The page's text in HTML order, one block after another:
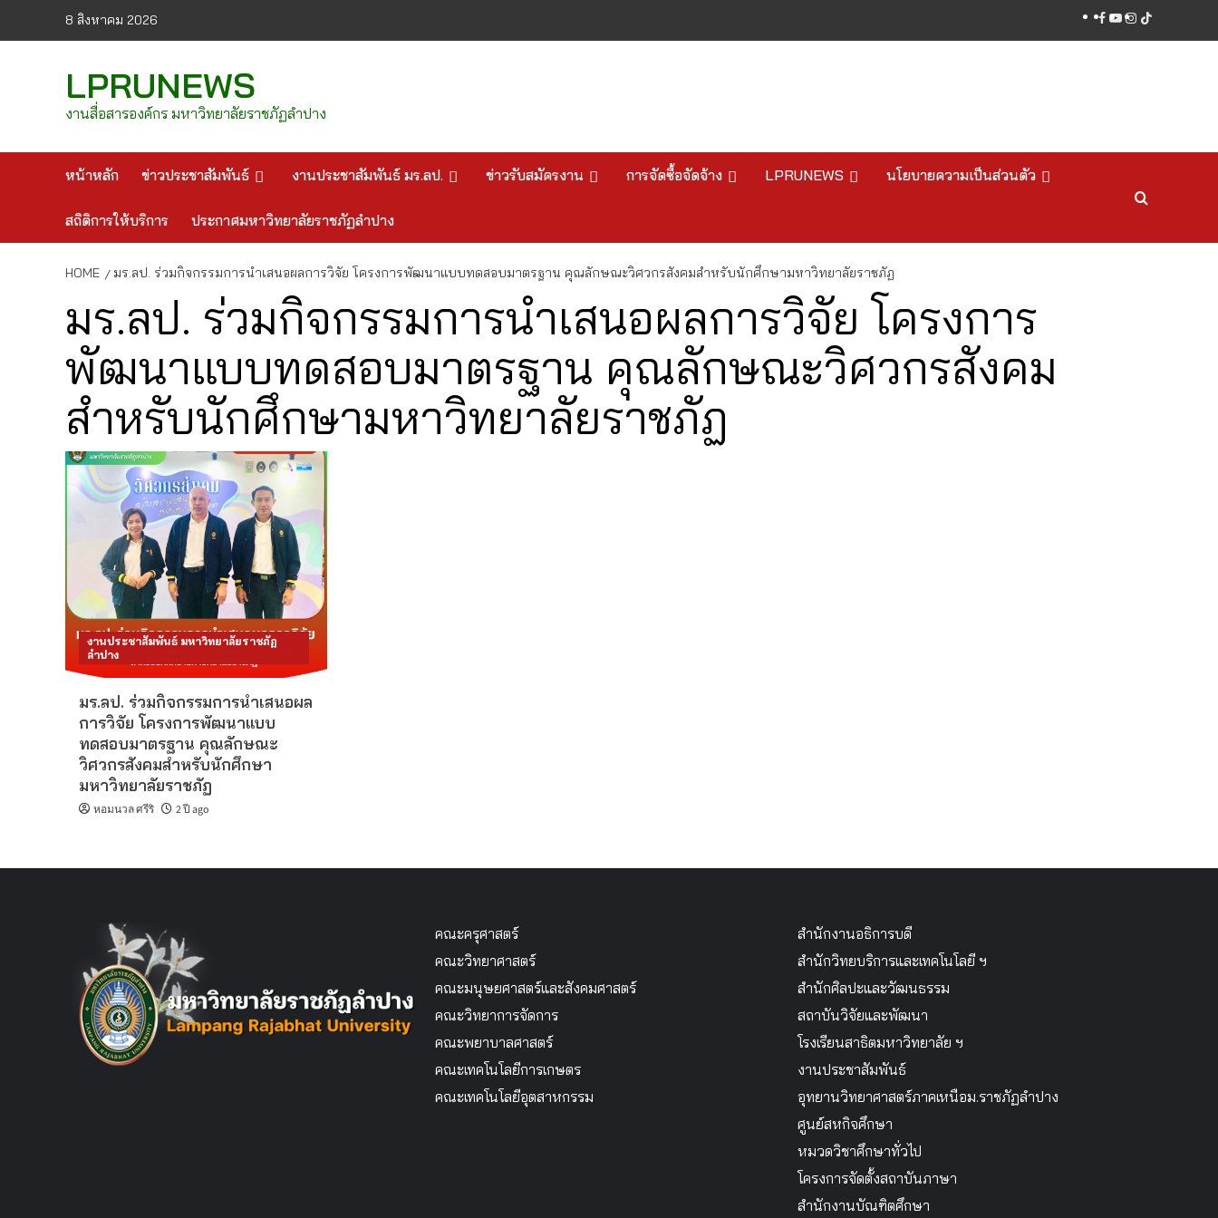
8 สิงหาคม 2026 facebook
youtube
instagram
tiktok
LPRUNEWS
งานสื่อสารองค์กร มหาวิทยาลัยราชภัฏลำปาง
หน้าหลัก ข่าวประชาสัมพันธ์ งานประชาสัมพันธ์ มร.ลป. ข่าวรับสมัครงาน การจัดซื้อจัดจ้าง LPRUNEWS นโยบายความเป็นส่วนตัว
สถิติการให้บริการ ประกาศมหาวิทยาลัยราชภัฏลำปาง
HOME มร.ลป. ร่วมกิจกรรมการนำเสนอผลการวิจัย โครงการพัฒนาแบบทดสอบมาตรฐาน คุณลักษณะวิศวกรสังคมสำหรับนักศึกษามหาวิทยาลัยราชภัฏ
มร.ลป. ร่วมกิจกรรมการนำเสนอผลการวิจัย โครงการ
พัฒนาแบบทดสอบมาตรฐาน คุณลักษณะวิศวกรสังคม
สำหรับนักศึกษามหาวิทยาลัยราชภัฏ
งานประชาสัมพันธ์ มหาวิทยาลัยราชภัฏ
ลำปาง
มร.ลป. ร่วมกิจกรรมการนำเสนอผล
การวิจัย โครงการพัฒนาแบบ
ทดสอบมาตรฐาน คุณลักษณะ
วิศวกรสังคมสำหรับนักศึกษา
มหาวิทยาลัยราชภัฏ
หอมนวล ศรีริ 2 ปี ago
คณะครุศาสตร์
คณะวิทยาศาสตร์
คณะมนุษยศาสตร์และสังคมศาสตร์
คณะวิทยาการจัดการ
คณะพยาบาลศาสตร์
คณะเทคโนโลยีการเกษตร
คณะเทคโนโลยีอุตสาหกรรม
สำนักงานอธิการบดี
สำนักวิทยบริการและเทคโนโลยี ฯ
สำนักศิลปะและวัฒนธรรม
สถาบันวิจัยและพัฒนา
โรงเรียนสาธิตมหาวิทยาลัย ฯ
งานประชาสัมพันธ์
อุทยานวิทยาศาสตร์ภาคเหนือม.ราชภัฏลำปาง
ศูนย์สหกิจศึกษา
หมวดวิชาศึกษาทั่วไป
โครงการจัดตั้งสถาบันภาษา
สำนักงานบัณฑิตศึกษา